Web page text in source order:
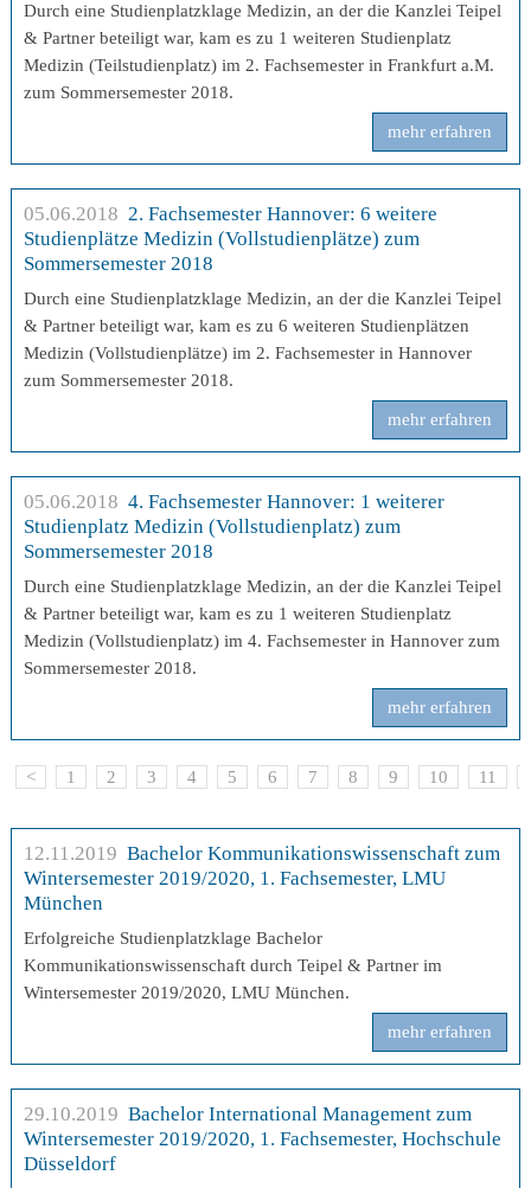
Durch eine Studienplatzklage Medizin, an der die Kanzlei Teipel
& Partner beteiligt war, kam es zu 1 weiteren Studienplatz
Medizin (Teilstudienplatz) im 2. Fachsemester in Frankfurt a.M.
zum Sommersemester 2018.
mehr erfahren
05.06.2018 2. Fachsemester Hannover: 6 weitere
Studienplätze Medizin (Vollstudienplätze) zum
Sommersemester 2018
Durch eine Studienplatzklage Medizin, an der die Kanzlei Teipel
& Partner beteiligt war, kam es zu 6 weiteren Studienplätzen
Medizin (Vollstudienplätze) im 2. Fachsemester in Hannover
zum Sommersemester 2018.
mehr erfahren
05.06.2018 4. Fachsemester Hannover: 1 weiterer
Studienplatz Medizin (Vollstudienplatz) zum
Sommersemester 2018
Durch eine Studienplatzklage Medizin, an der die Kanzlei Teipel
& Partner beteiligt war, kam es zu 1 weiteren Studienplatz
Medizin (Vollstudienplatz) im 4. Fachsemester in Hannover zum
Sommersemester 2018.
mehr erfahren
< 1 2 3 4 5 6 7 8 9 10 11
12.11.2019 Bachelor Kommunikationswissenschaft zum
Wintersemester 2019/2020, 1. Fachsemester, LMU
München
Erfolgreiche Studienplatzklage Bachelor
Kommunikationswissenschaft durch Teipel & Partner im
Wintersemester 2019/2020, LMU München.
mehr erfahren
29.10.2019 Bachelor International Management zum
Wintersemester 2019/2020, 1. Fachsemester, Hochschule
Düsseldorf